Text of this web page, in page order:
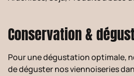
Conservation &
Pour une dégustation optimale,
de déguster nos viennoiseries